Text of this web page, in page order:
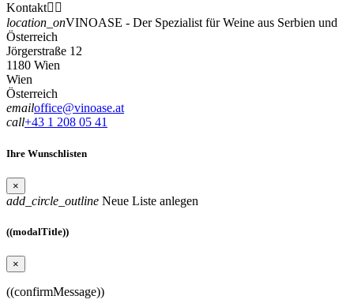
Kontakt 
location_onVINOASE - Der Spezialist für Weine aus Serbien und
Österreich
Jörgerstraße 12
1180 Wien
Wien
Österreich
emailoffice@vinoase.at
call+43 1 208 05 41
Ihre Wunschlisten
×
add_circle_outline Neue Liste anlegen
((modalTitle))
×
((confirmMessage))